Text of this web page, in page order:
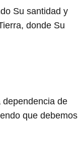
Su santidad y
donde Su
de
que debemos